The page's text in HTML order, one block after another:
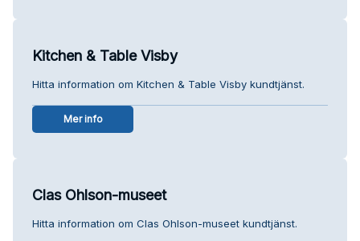
Kitchen & Table Visby
Hitta information om Kitchen & Table Visby kundtjänst.
Mer info
Clas Ohlson-museet
Hitta information om Clas Ohlson-museet kundtjänst.